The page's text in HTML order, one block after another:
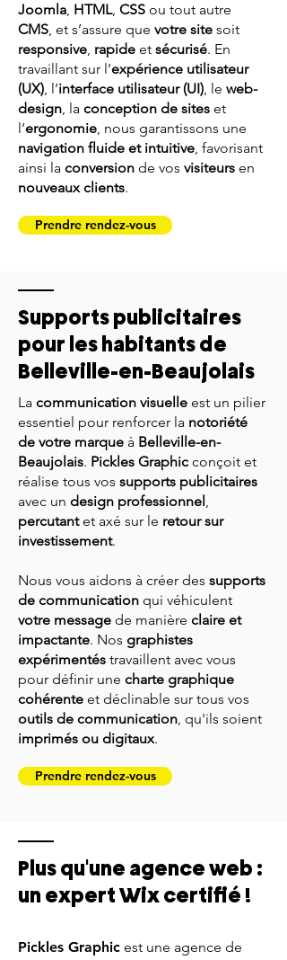
Joomla, HTML, CSS ou tout autre
CMS, et s’assure que votre site soit
responsive, rapide et sécurisé. En
travaillant sur l’expérience utilisateur
(UX), l’interface utilisateur (UI), le web-
design, la conception de sites et
l’ergonomie, nous garantissons une
navigation fluide et intuitive, favorisant
ainsi la conversion de vos visiteurs en
nouveaux clients.
Prendre rendez-vous
Supports publicitaires
pour les habitants de
Belleville-en-Beaujolais
La communication visuelle est un pilier
essentiel pour renforcer la notoriété
de votre marque à Belleville-en-
Beaujolais. Pickles Graphic conçoit et
réalise tous vos supports publicitaires
avec un design professionnel,
percutantet axé sur le retour sur
investissement.
Nous vous aidons à créer des supports
de communication qui véhiculent
votre message de manière claire et
impactante. Nos graphistes
expérimentés travaillent avec vous
pour définir une charte graphique
cohérente et déclinable sur tous vos
outils de communication, qu'ils soient
imprimés ou digitaux.
Prendre rendez-vous
Plus qu'une agence web :
un expert Wix certifié !
Pickles Graphic est une agence de